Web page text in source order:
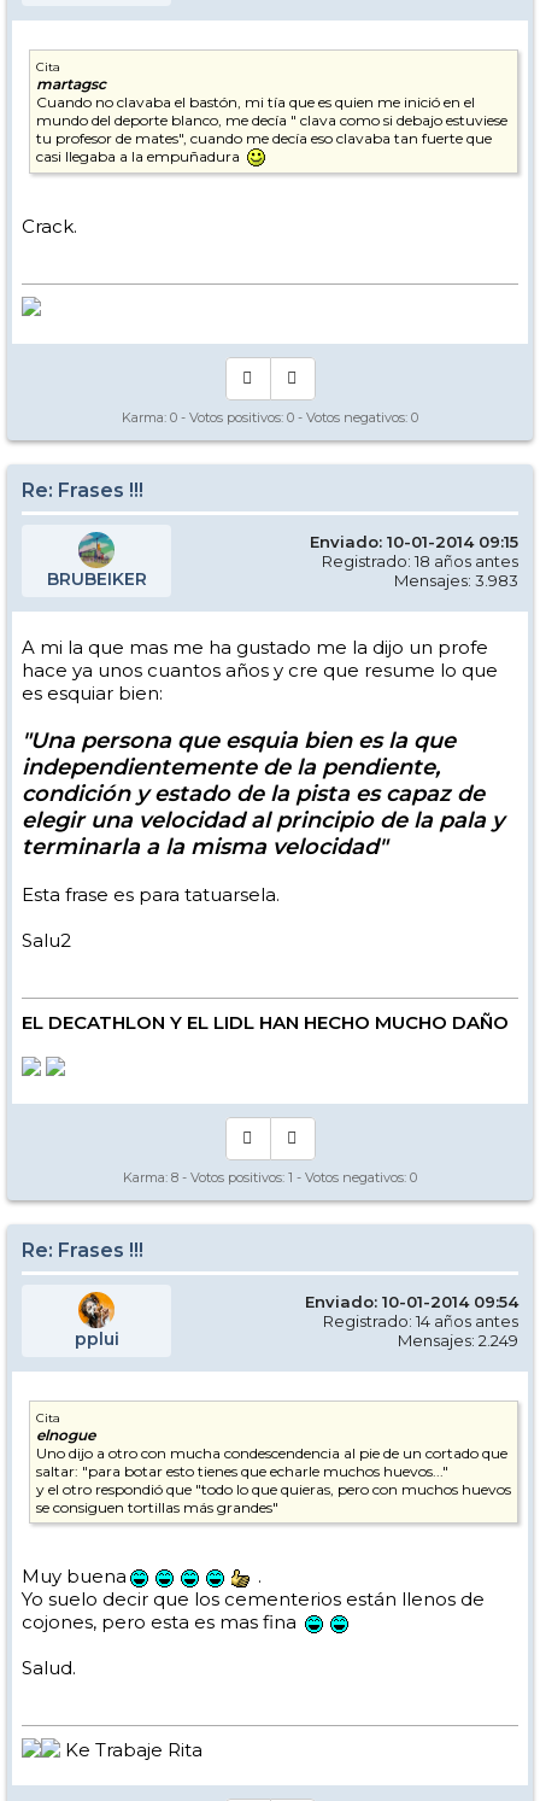
Cita
martagsc
Cuando no clavaba el bastón, mi tía que es quien me inició en el
mundo del deporte blanco, me decía " clava como si debajo estuviese
tu profesor de mates", cuando me decía eso clavaba tan fuerte que
casi llegaba a la empuñadura
Crack.
Karma: 0 - Votos positivos: 0 - Votos negativos: 0
Re: Frases !!!
BRUBEIKER
Enviado: 10-01-2014 09:15
Registrado: 18 años antes
Mensajes: 3.983
A mi la que mas me ha gustado me la dijo un profe
hace ya unos cuantos años y cre que resume lo que
es esquiar bien:
"Una persona que esquia bien es la que
independientemente de la pendiente,
condición y estado de la pista es capaz de
elegir una velocidad al principio de la pala y
terminarla a la misma velocidad"
Esta frase es para tatuarsela.
Salu2
EL DECATHLON Y EL LIDL HAN HECHO MUCHO DAÑO
Karma: 8 - Votos positivos: 1 - Votos negativos: 0
Re: Frases !!!
pplui
Enviado: 10-01-2014 09:54
Registrado: 14 años antes
Mensajes: 2.249
Cita
elnogue
Uno dijo a otro con mucha condescendencia al pie de un cortado que
saltar: "para botar esto tienes que echarle muchos huevos..."
y el otro respondió que "todo lo que quieras, pero con muchos huevos
se consiguen tortillas más grandes"
Muy buena
.
Yo suelo decir que los cementerios están llenos de
cojones, pero esta es mas fina
Salud.
Ke Trabaje Rita